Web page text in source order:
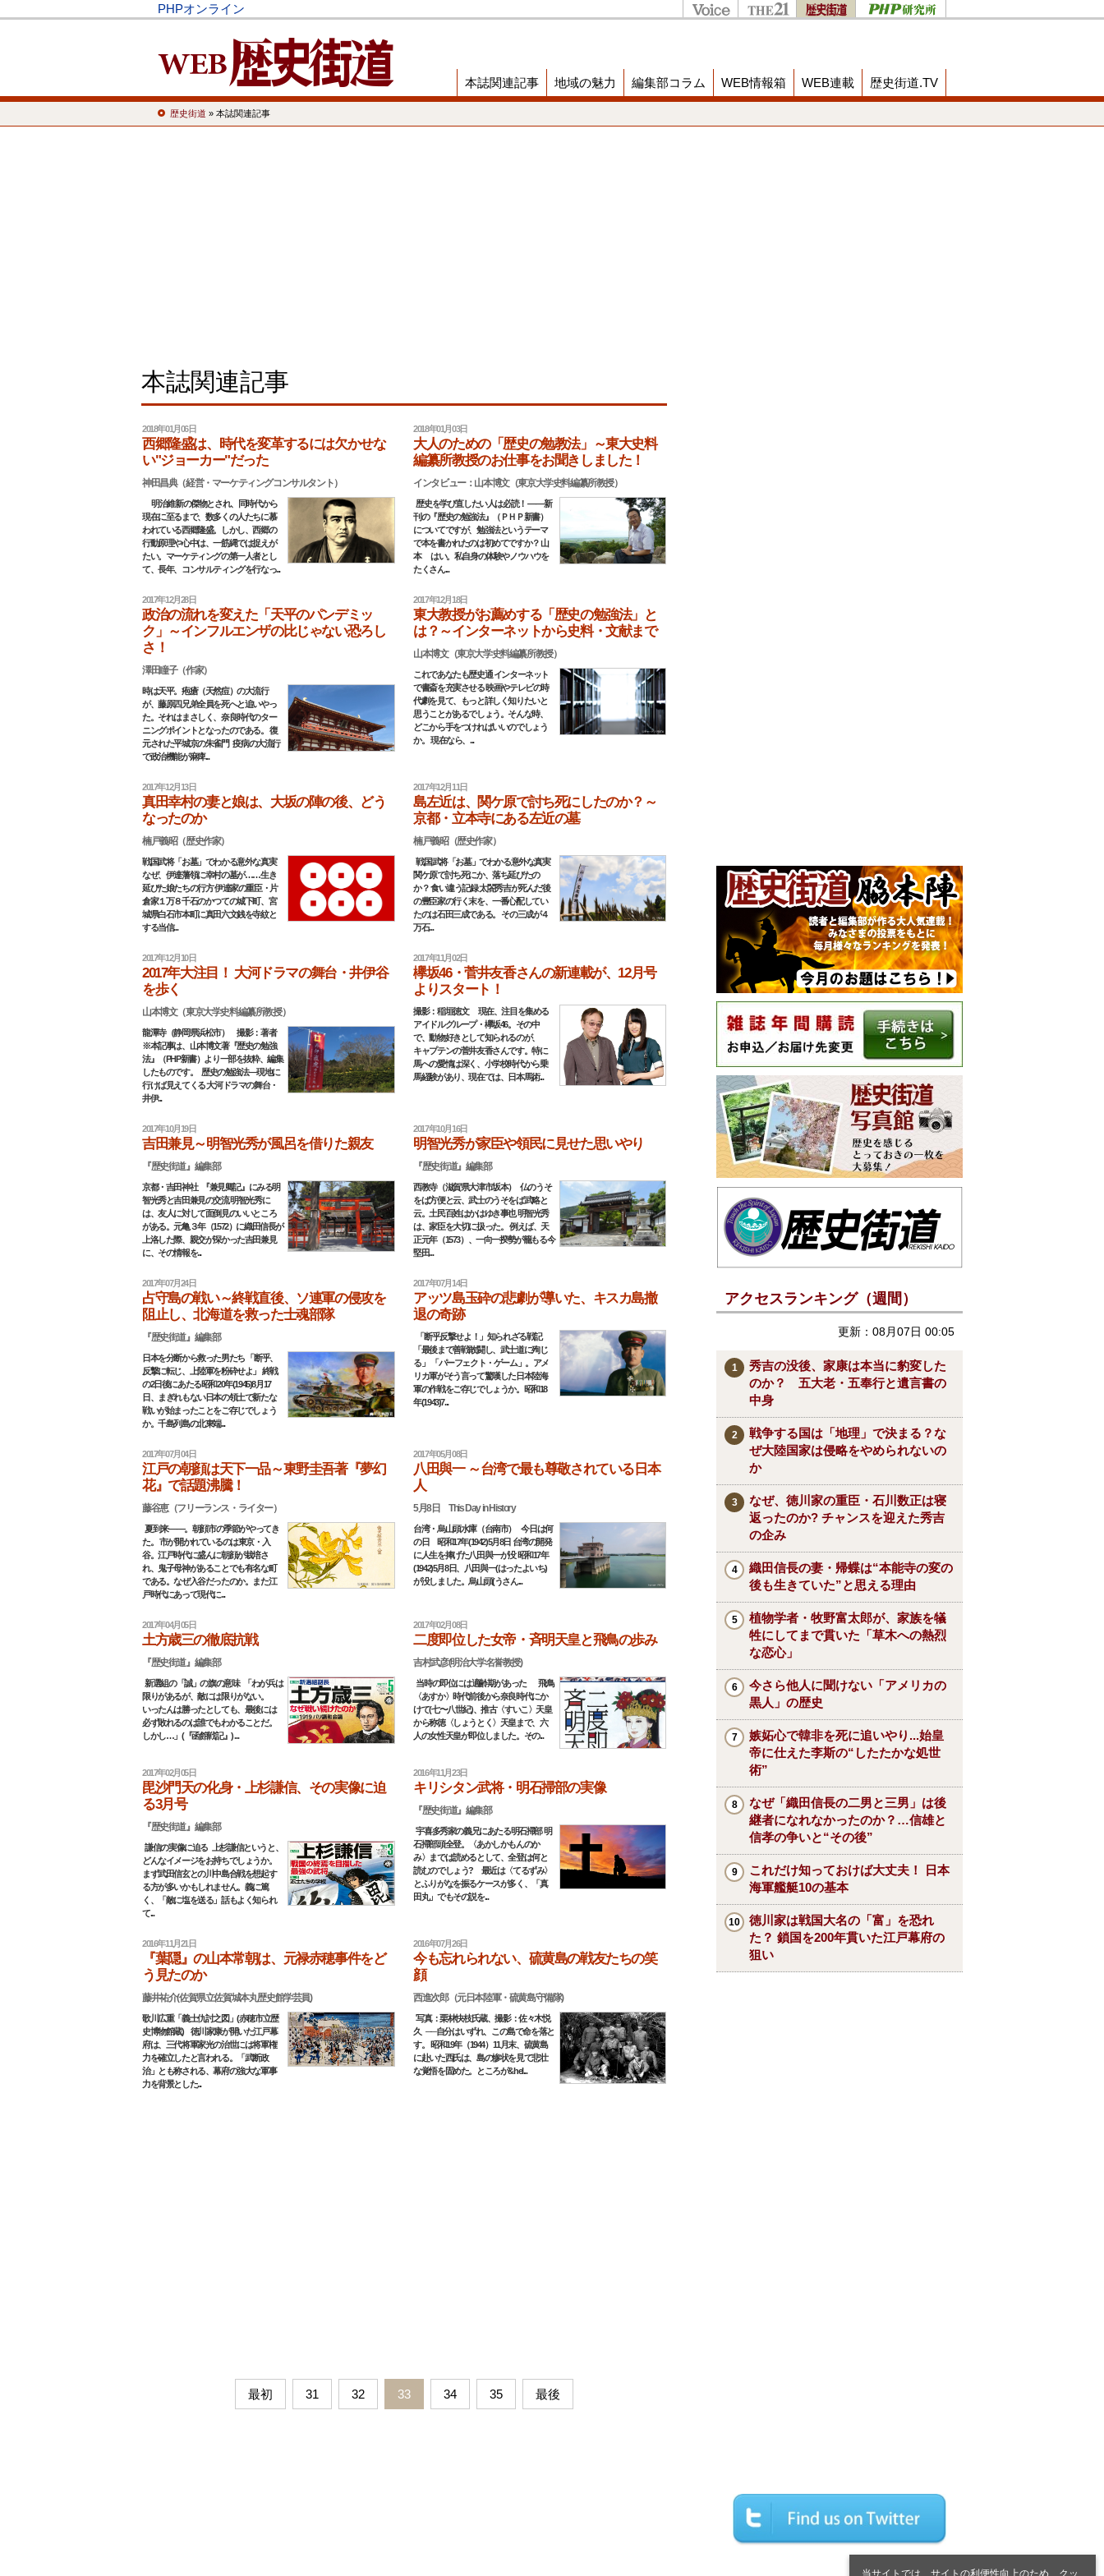
PHPオンライン
本誌関連記事 地域の魅力 編集部コラム WEB情報箱 WEB連載 歴史街道.TV
当サイトでは、サイトの利便性向上のため、クッ
歴史街道 » 本誌関連記事
本誌関連記事
2018年01月06日
西郷隆盛は、時代を変革するには欠かせな
い"ジョーカー"だった
神田昌典（経営・マーケティングコンサルタント）
明治維新の傑物とされ、同時代から
現在に至るまで、数多くの人たちに慕
われている西郷隆盛。しかし、西郷の
行動原理や心中は、一筋縄では捉えが
たい。マーケティングの第一人者とし
て、長年、コンサルティングを行なっ...
2018年01月03日
大人のための「歴史の勉教法」～東大史料
編纂所教授のお仕事をお聞きしました！
インタビュー：山本博文（東京大学史料編纂所教授）
歴史を学び直したい人は必読！ ――新
刊の『歴史の勉強法』（ＰＨＰ新書）
についてですが、勉強法というテーマ
で本を書かれたのは初めてですか？ 山
本 はい。私自身の体験やノウハウを
たくさん...
2017年12月28日
政治の流れを変えた「天平のパンデミッ
ク」～インフルエンザの比じゃない恐ろし
さ！
澤田瞳子（作家）
時は天平。疱瘡（天然痘）の大流行
が、藤原四兄弟全員を死へと追いやっ
た。それはまさしく、奈良時代のター
ニングポイントとなったのである。 復
元された平城京の朱雀門 疫病の大流行
で政治機能が麻痺...
2017年12月18日
東大教授がお薦めする「歴史の勉強法」と
は？～インターネットから史料・文献まで
山本博文（東京大学史料編纂所教授）
これであなたも歴史通 インターネット
で書斎を充実させる 映画やテレビの時
代劇を見て、もっと詳しく知りたいと
思うことがあるでしょう。そんな時、
どこから手をつければいいのでしょう
か。 現在なら、...
2017年12月13日
真田幸村の妻と娘は、大坂の陣の後、どう
なったのか
楠戸義昭（歴史作家）
戦国武将「お墓」でわかる意外な真実
なぜ、伊達藩領に幸村の墓が……生き
延びた娘たちの行方 伊達家の重臣・片
倉家１万８千石のかつての城下町、宮
城県白石市本町に真田六文銭を寺紋と
する当信...
2017年12月11日
島左近は、関ケ原で討ち死にしたのか？～
京都・立本寺にある左近の墓
楠戸義昭（歴史作家）
戦国武将「お墓」でわかる意外な真実
関ケ原で討ち死にか、落ち延びたの
か？ 食い違う記録 太閤秀吉が死んだ後
の豊臣家の行く末を、一番心配してい
たのは石田三成である。 その三成が４
万石...
2017年12月10日
2017年大注目！ 大河ドラマの舞台・井伊谷
を歩く
山本博文（東京大学史料編纂所教授）
龍潭寺（静岡県浜松市） 撮影：著者
※本記事は、山本博文著『歴史の勉強
法』（PHP新書）より一部を抜粋、編集
したものです。 歴史の勉強法―現地に
行けば見えてくる 大河ドラマの舞台・
井伊...
2017年11月02日
欅坂46・菅井友香さんの新連載が、12月号
よりスタート！
撮影：稲垣徳文 現在、注目を集める
アイドルグループ・欅坂46。その中
で、動物好きとして知られるのが、
キャプテンの菅井友香さんです。特に
馬への愛情は深く、小学校時代から乗
馬経験があり、現在では、日本馬術...
2017年10月19日
吉田兼見～明智光秀が風呂を借りた親友
『歴史街道』編集部
京都・吉田神社 『兼見卿記』にみる明
智光秀と吉田兼見の交流 明智光秀に
は、友人に対して面倒見のいいところ
がある。元亀３年（1572）に織田信長が
上洛した際、親交が深かった吉田兼見
に、その情報を...
2017年10月16日
明智光秀が家臣や領民に見せた思いやり
『歴史街道』編集部
西教寺（滋賀県大津市坂本） 仏のうそ
をば方便と云、武士のうそをば武略と
云。土民百姓はかはゆき事也 明智光秀
は、家臣を大切に扱った。 例えば、天
正元年（1573）、一向一揆勢が籠もる今
堅田...
2017年07月24日
占守島の戦い～終戦直後、ソ連軍の侵攻を
阻止し、北海道を救った士魂部隊
『歴史街道』編集部
日本を分断から救った男たち 「断乎、
反撃に転じ、上陸軍を粉砕せよ」 終戦
の2日後にあたる昭和20年(1945)8月17
日、まぎれもない日本の領土で新たな
戦いが始まったことをご存じでしょう
か。千島列島の北東端...
2017年07月14日
アッツ島玉砕の悲劇が導いた、キスカ島撤
退の奇跡
「断乎反撃せよ！」知られざる戦記
「最後まで善戦敢闘し、武士道に殉じ
る」 「パーフェクト・ゲーム」。アメ
リカ軍がそう言って驚嘆した日本陸海
軍の作戦をご存じでしょうか。昭和18
年(1943)7...
2017年07月04日
江戸の朝顔は天下一品～東野圭吾著『夢幻
花』で話題沸騰！
藤谷恵（フリーランス・ライター）
夏到来――。朝顔市の季節がやってき
た。 市が開かれているのは東京・入
谷。江戸時代に盛んに朝顔が栽培さ
れ、鬼子母神があることでも有名な町
である。なぜ入谷だったのか。また江
戸時代にあって現代に...
2017年05月08日
八田與一 ～台湾で最も尊敬されている日本
人
5月8日 This Day in History
台湾・烏山頭水庫（台南市） 今日は何
の日 昭和17年(1942)5月8日 台湾の開発
に人生を捧げた八田與一が没 昭和17年
(1942)5月8日、八田與一(はったよいち)
が没しました。烏山頭(うさん...
2017年04月05日
土方歳三の徹底抗戦
『歴史街道』編集部
新選組の「誠」の旗の意味 「わが兵は
限りがあるが、敵には限りがない。
いったんは勝ったとしても、最後には
必ず敗れるのは誰でもわかることだ。
しかし…」(『函館戦記』) ...
2017年02月08日
二度即位した女帝・斉明天皇と飛鳥の歩み
吉村武彦(明治大学名誉教授)
当時の即位には適齢期があった 飛鳥
〈あすか〉時代前後から奈良時代にか
けて(七〜八世紀)、推古〈すいこ〉天皇
から称徳〈しょうとく〉天皇まで、六
人の女性天皇が即位しました。その...
2017年02月05日
毘沙門天の化身・上杉謙信、その実像に迫
る3月号
『歴史街道』編集部
謙信の実像に迫る 上杉謙信というと、
どんなイメージをお持ちでしょうか。
まず武田信玄との川中島合戦を想起す
る方が多いかもしれません。義に篤
く、「敵に塩を送る」話もよく知られ
て...
2016年11月23日
キリシタン武将・明石掃部の実像
『歴史街道』編集部
宇喜多秀家の義兄にあたる明石掃部 明
石掃部頭全登。〈あかしかもんのか
み〉までは読めるとして、全登は何と
読むのでしょう? 最近は〈てるずみ〉
とふりがなを振るケースが多く、「真
田丸」でもその説を...
2016年11月21日
『葉隠』の山本常朝は、元禄赤穂事件をど
う見たのか
藤井祐介(佐賀県立佐賀城本丸歴史館学芸員)
歌川広重「義士仇討之図」(赤穂市立歴
史博物館蔵) 徳川家康が開いた江戸幕
府は、三代将軍家光の治世には将軍権
力を確立したと言われる。「武断政
治」とも称される、幕府の強大な軍事
力を背景とした...
2016年07月26日
今も忘れられない、硫黄島の戦友たちの笑
顔
西進次郎（元日本陸軍・硫黄島守備隊)
写真：栗林快枝氏蔵、撮影：佐々木悦
久 ──自分はいずれ、この島で命を落と
す。 昭和19年（1944）11月末、硫黄島
に赴いた西氏は、島の惨状を見て悲壮
な覚悟を固めた。ところが&hel...
最初 31 32 33 34 35 最後
アクセスランキング（週間）
更新：08月07日 00:05
秀吉の没後、家康は本当に豹変した
のか？ 五大老・五奉行と遺言書の
中身
戦争する国は「地理」で決まる？な
ぜ大陸国家は侵略をやめられないの
か
なぜ、徳川家の重臣・石川数正は寝
返ったのか? チャンスを迎えた秀吉
の企み
織田信長の妻・帰蝶は“本能寺の変の
後も生きていた”と思える理由
植物学者・牧野富太郎が、家族を犠
牲にしてまで貫いた「草木への熱烈
な恋心」
今さら他人に聞けない「アメリカの
黒人」の歴史
嫉妬心で韓非を死に追いやり...始皇
帝に仕えた李斯の“したたかな処世
術”
なぜ「織田信長の二男と三男」は後
継者になれなかったのか？…信雄と
信孝の争いと“その後”
これだけ知っておけば大丈夫！ 日本
海軍艦艇10の基本
徳川家は戦国大名の「富」を恐れ
た？ 鎖国を200年貫いた江戸幕府の
狙い